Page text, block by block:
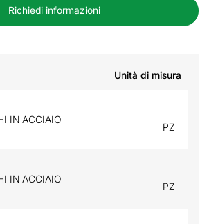
Richiedi informazioni
Unità di misura
IN ACCIAIO
PZ
IN ACCIAIO
PZ